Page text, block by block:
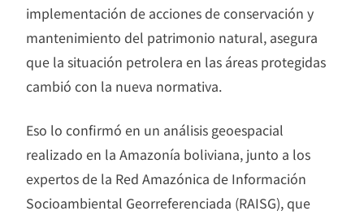
implementación de acciones de conservación y
mantenimiento del patrimonio natural, asegura
que la situación petrolera en las áreas protegidas
cambió con la nueva normativa.
Eso lo confirmó en un análisis geoespacial
realizado en la Amazonía boliviana, junto a los
expertos de la Red Amazónica de Información
Socioambiental Georreferenciada (RAISG), que